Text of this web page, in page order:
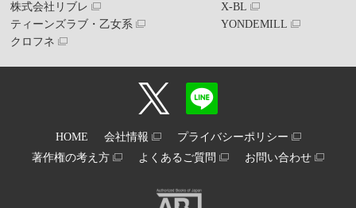
株式会社リブレ
ティーンズラブ・乙女系
クロフネ
X-BL
YONDEMILL
HOME 会社情報
プライバシーポリシー
著作権の考え方
よくあるご質問 お問い合わせ